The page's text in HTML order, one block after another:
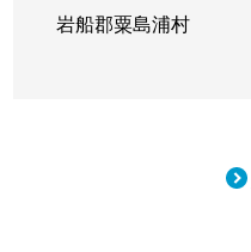
岩船郡粟島浦村